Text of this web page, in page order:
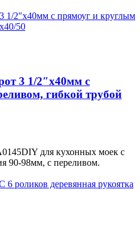
3 1/2″х40мм с
гибкой трубой
для кухонных моек с
90-98мм, с переливом.